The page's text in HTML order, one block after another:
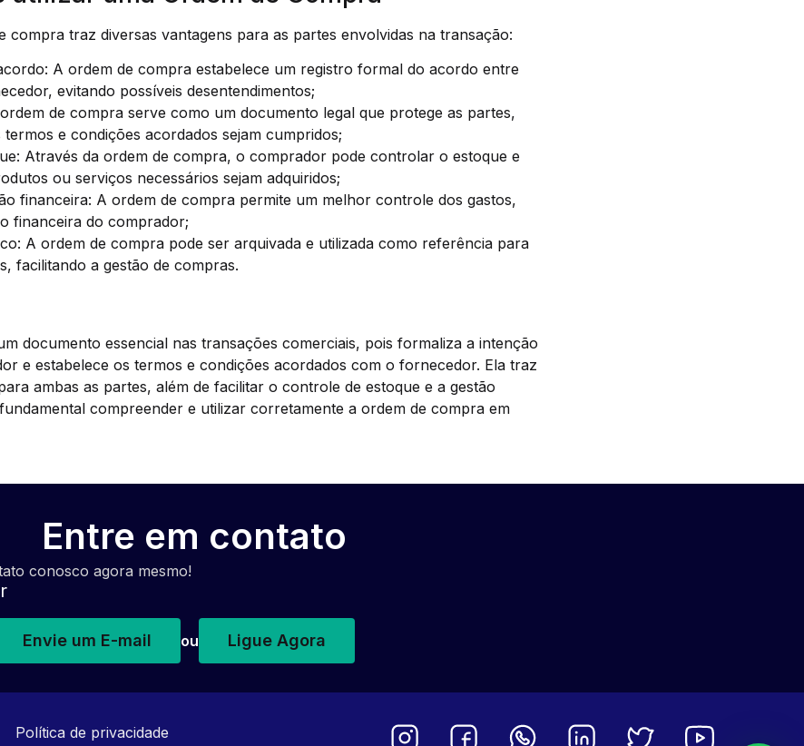
compra traz diversas vantagens para as partes envolvidas na transação:
A ordem de compra estabelece um registro formal do acordo entre
evitando possíveis desentendimentos;
de compra serve como um documento legal que protege as partes,
e condições acordados sejam cumpridos;
Através da ordem de compra, o comprador pode controlar o estoque e
ou serviços necessários sejam adquiridos;
financeira: A ordem de compra permite um melhor controle dos gastos,
financeira do comprador;
A ordem de compra pode ser arquivada e utilizada como referência para
facilitando a gestão de compras.
documento essencial nas transações comerciais, pois formaliza a intenção
e estabelece os termos e condições acordados com o fornecedor. Ela traz
ambas as partes, além de facilitar o controle de estoque e a gestão
compreender e utilizar corretamente a ordem de compra em
Entre em contato
conosco agora mesmo!
Envie um E-mail ou Ligue Agora
Política de privacidade